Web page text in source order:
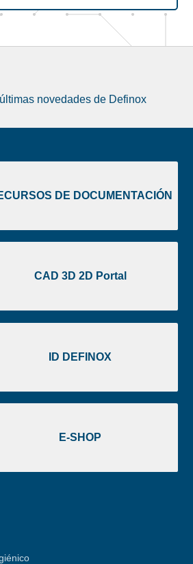
novedades de Definox
DE DOCUMENTACIÓN
CAD 3D 2D Portal
ID DEFINOX
E-SHOP